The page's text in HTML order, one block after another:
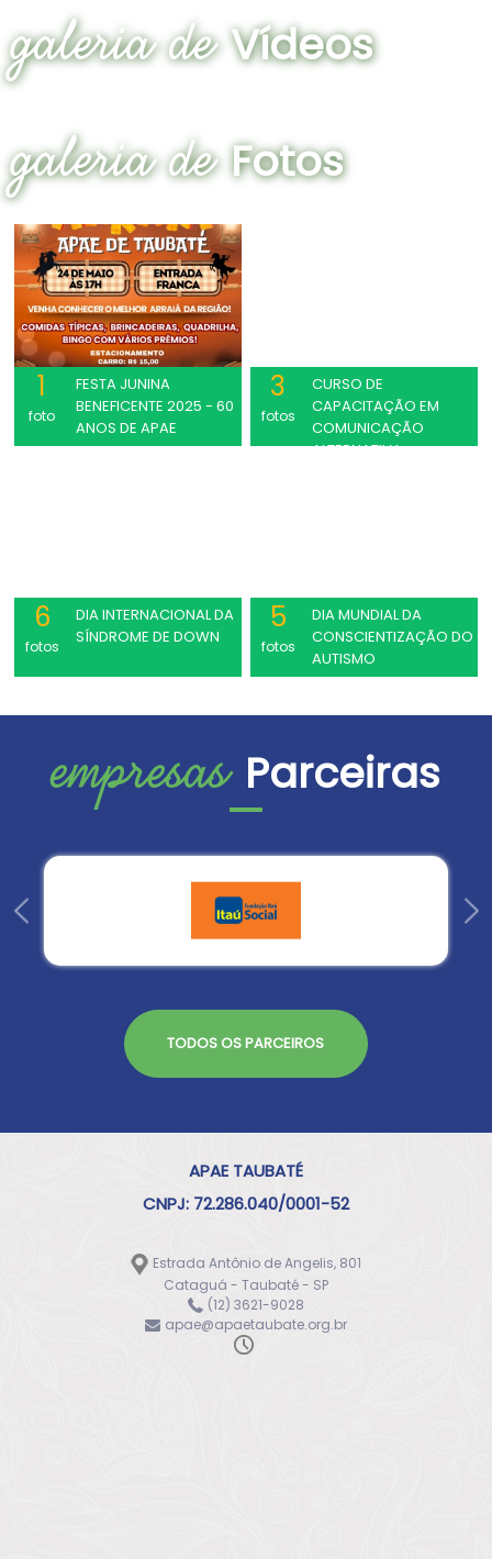
galeria deVídeos
galeria deFotos
1
foto
FESTA JUNINA
BENEFICENTE 2025 - 60
ANOS DE APAE
3
fotos
CURSO DE
CAPACITAÇÃO EM
COMUNICAÇÃO
ALTERNATIVA
6
fotos
DIA INTERNACIONAL DA
SÍNDROME DE DOWN
5
fotos
DIA MUNDIAL DA
CONSCIENTIZAÇÃO DO
AUTISMO
empresas Parceiras
TODOS OS PARCEIROS
APAE TAUBATÉ
CNPJ: 72.286.040/0001-52
Estrada Antônio de Angelis, 801
Cataguá - Taubaté - SP
(12) 3621-9028
apae@apaetaubate.org.br